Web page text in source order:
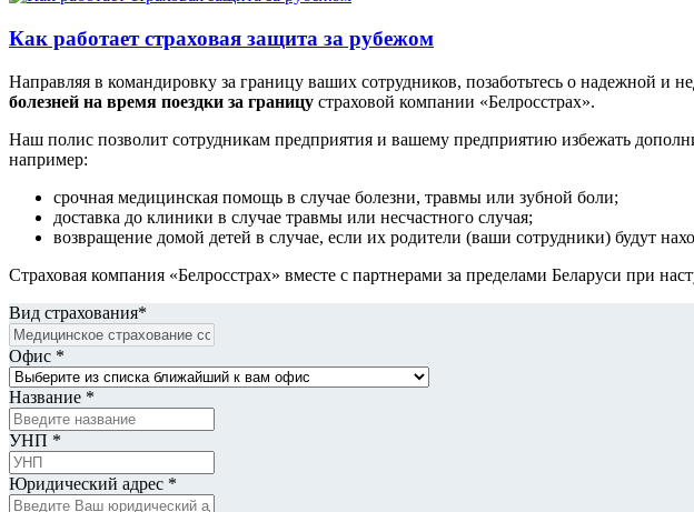
Как работает страховая защита за рубежом
Направляя в командировку за границу ваших сотрудников, позаботьтесь о надежной и
болезней на время поездки за границу страховой компании «Белросстрах».
Наш полис позволит сотрудникам предприятия и вашему предприятию избежать
например:
срочная медицинская помощь в случае болезни, травмы или зубной боли;
доставка до клиники в случае травмы или несчастного случая;
возвращение домой детей в случае, если их родители (ваши сотрудники) будут
Страховая компания «Белросстрах» вместе с партнерами за пределами Беларуси при
Вид страхования*
Офис *
Название *
УНП *
Юридический адрес *